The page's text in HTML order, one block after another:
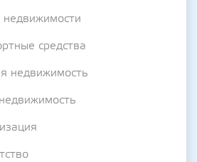
средства
недвижимость